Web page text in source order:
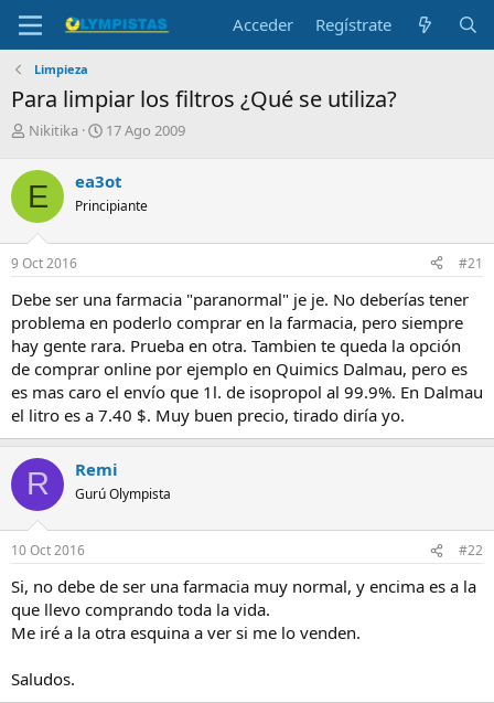
Acceder Regístrate
Limpieza
Para limpiar los filtros ¿Qué se utiliza?
I
i
c
i
a
d
o
d
e
l
t
e
m
a
Nikitika
F
h
a
e
i
c
i
o
17 Ago 2009
E ea3ot
Principiante
9 Oct 2016 #21
Debe ser una farmacia "paranormal" je je. No deberías tener
problema en poderlo comprar en la farmacia, pero siempre
hay gente rara. Prueba en otra. Tambien te queda la opción
de comprar online por ejemplo en Quimics Dalmau, pero es
es mas caro el envío que 1l. de isopropol al 99.9%. En Dalmau
el litro es a 7.40 $. Muy buen precio, tirado diría yo.
R Remi
Gurú Olympista
10 Oct 2016 #22
Si, no debe de ser una farmacia muy normal, y encima es a la
que llevo comprando toda la vida.
Me iré a la otra esquina a ver si me lo venden.
Saludos.